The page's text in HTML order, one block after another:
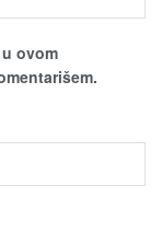
u ovom